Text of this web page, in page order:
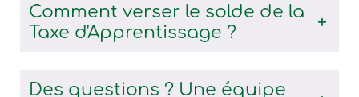
Comment verser le solde de la
Taxe d'Apprentissage ?
Des questions ? Une équipe